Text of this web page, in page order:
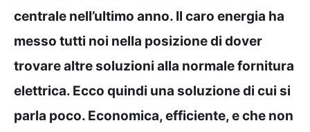
centrale nell’ultimo anno. Il caro energia ha
messo tutti noi nella posizione di dover
trovare altre soluzioni alla normale fornitura
elettrica. Ecco quindi una soluzione di cui si
parla poco. Economica, efficiente, e che non